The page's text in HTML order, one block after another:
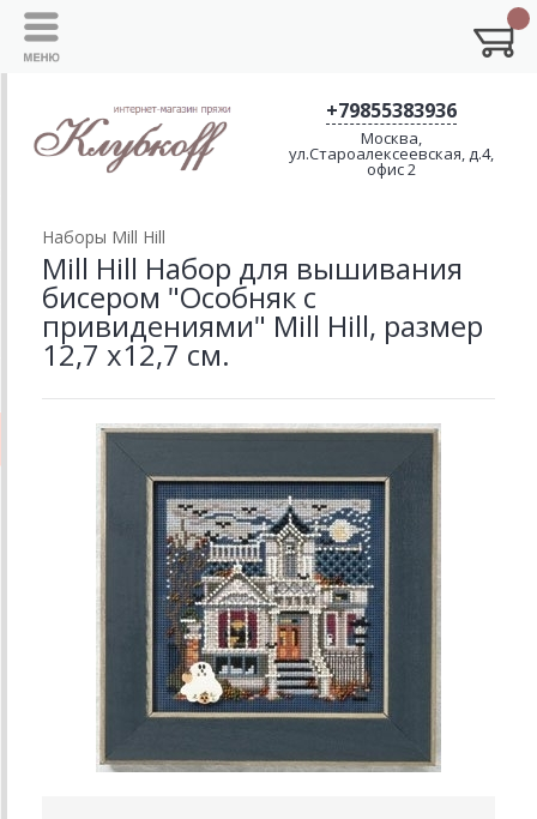
+79855383936
Москва,
ул.Староалексеевская, д.4,
офис 2
Наборы Mill Hill
Mill Hill Набор для вышивания
бисером "Особняк с
привидениями" Mill Hill, размер
12,7 х12,7 см.